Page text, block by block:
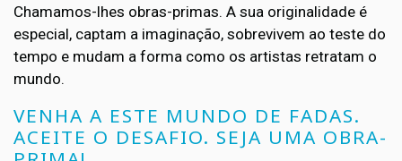
Chamamos-lhes obras-primas. A sua originalidade é
especial, captam a imaginação, sobrevivem ao teste do
tempo e mudam a forma como os artistas retratam o
mundo.
VENHA A ESTE MUNDO DE FADAS.
ACEITE O DESAFIO. SEJA UMA OBRA-